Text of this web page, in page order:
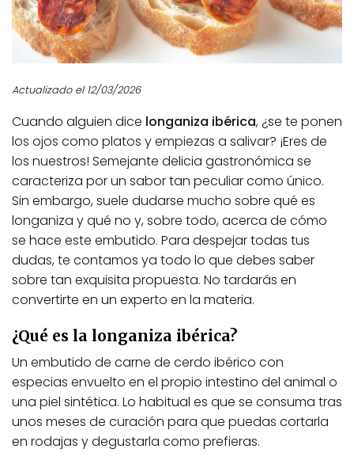
Actualizado el 12/03/2026
Cuando alguien dice longaniza ibérica, ¿se te ponen
los ojos como platos y empiezas a salivar? ¡Eres de
los nuestros! Semejante delicia gastronómica se
caracteriza por un sabor tan peculiar como único.
Sin embargo, suele dudarse mucho sobre qué es
longaniza y qué no y, sobre todo, acerca de cómo
se hace este embutido. Para despejar todas tus
dudas, te contamos ya todo lo que debes saber
sobre tan exquisita propuesta. No tardarás en
convertirte en un experto en la materia.
¿Qué es la longaniza ibérica?
Un embutido de carne de cerdo ibérico con
especias envuelto en el propio intestino del animal o
una piel sintética. Lo habitual es que se consuma tras
unos meses de curación para que puedas cortarla
en rodajas y degustarla como prefieras.